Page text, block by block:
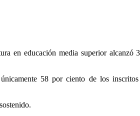
en educación media superior alcanzó
58 por ciento de los